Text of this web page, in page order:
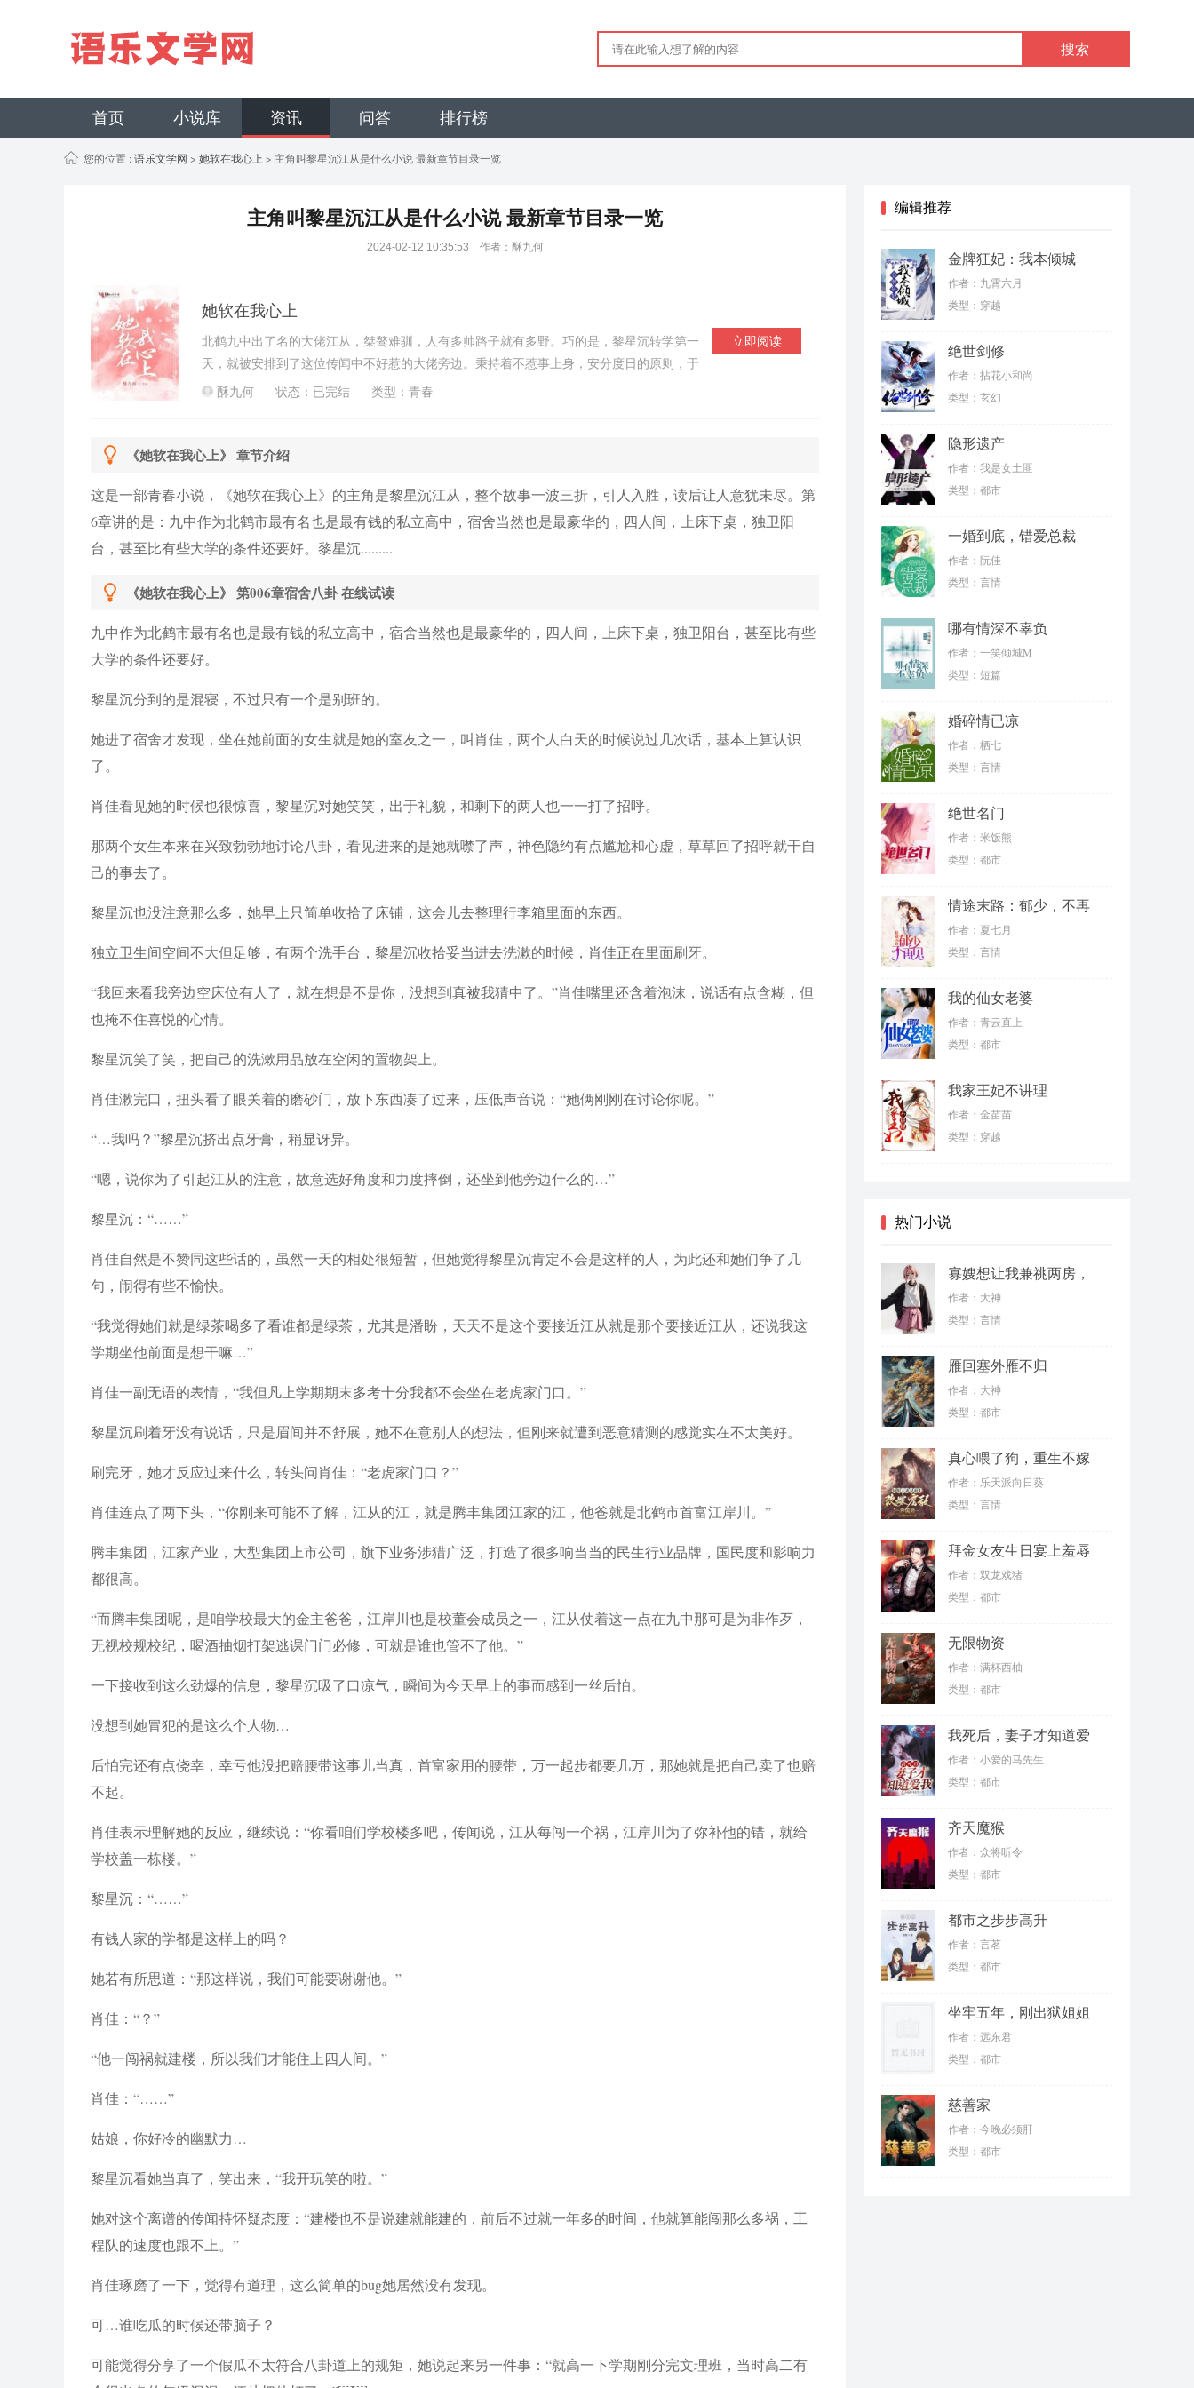
搜索
首页 小说库 资讯 问答 排行榜
您的位置 :语乐文学网 > 她软在我心上 > 主角叫黎星沉江从是什么小说 最新章节目录一览
主角叫黎星沉江从是什么小说 最新章节目录一览
2024-02-12 10:35:53 作者：酥九何
她软在我心上
北鹤九中出了名的大佬江从，桀骜难驯，人有多帅路子就有多野。巧的是，黎星沉转学第一
天，就被安排到了这位传闻中不好惹的大佬旁边。秉持着不惹事上身，安分度日的原则，于
是——江从说没他的允许不许换座位，好，那就不换...江从说要在他打篮球时给他送水，
酥九何 状态：已完结 类型：青春
立即阅读
《她软在我心上》 章节介绍
这是一部青春小说，《她软在我心上》的主角是黎星沉江从，整个故事一波三折，引人入胜，读后让人意犹未尽。第
6章讲的是：九中作为北鹤市最有名也是最有钱的私立高中，宿舍当然也是最豪华的，四人间，上床下桌，独卫阳
台，甚至比有些大学的条件还要好。黎星沉.........
《她软在我心上》 第006章宿舍八卦 在线试读
九中作为北鹤市最有名也是最有钱的私立高中，宿舍当然也是最豪华的，四人间，上床下桌，独卫阳台，甚至比有些
大学的条件还要好。
黎星沉分到的是混寝，不过只有一个是别班的。
她进了宿舍才发现，坐在她前面的女生就是她的室友之一，叫肖佳，两个人白天的时候说过几次话，基本上算认识
了。
肖佳看见她的时候也很惊喜，黎星沉对她笑笑，出于礼貌，和剩下的两人也一一打了招呼。
那两个女生本来在兴致勃勃地讨论八卦，看见进来的是她就噤了声，神色隐约有点尴尬和心虚，草草回了招呼就干自
己的事去了。
黎星沉也没注意那么多，她早上只简单收拾了床铺，这会儿去整理行李箱里面的东西。
独立卫生间空间不大但足够，有两个洗手台，黎星沉收拾妥当进去洗漱的时候，肖佳正在里面刷牙。
“我回来看我旁边空床位有人了，就在想是不是你，没想到真被我猜中了。”肖佳嘴里还含着泡沫，说话有点含糊，但
也掩不住喜悦的心情。
黎星沉笑了笑，把自己的洗漱用品放在空闲的置物架上。
肖佳漱完口，扭头看了眼关着的磨砂门，放下东西凑了过来，压低声音说：“她俩刚刚在讨论你呢。”
“…我吗？”黎星沉挤出点牙膏，稍显讶异。
“嗯，说你为了引起江从的注意，故意选好角度和力度摔倒，还坐到他旁边什么的…”
黎星沉：“……”
肖佳自然是不赞同这些话的，虽然一天的相处很短暂，但她觉得黎星沉肯定不会是这样的人，为此还和她们争了几
句，闹得有些不愉快。
“我觉得她们就是绿茶喝多了看谁都是绿茶，尤其是潘盼，天天不是这个要接近江从就是那个要接近江从，还说我这
学期坐他前面是想干嘛…”
肖佳一副无语的表情，“我但凡上学期期末多考十分我都不会坐在老虎家门口。”
黎星沉刷着牙没有说话，只是眉间并不舒展，她不在意别人的想法，但刚来就遭到恶意猜测的感觉实在不太美好。
刷完牙，她才反应过来什么，转头问肖佳：“老虎家门口？”
肖佳连点了两下头，“你刚来可能不了解，江从的江，就是腾丰集团江家的江，他爸就是北鹤市首富江岸川。”
腾丰集团，江家产业，大型集团上市公司，旗下业务涉猎广泛，打造了很多响当当的民生行业品牌，国民度和影响力
都很高。
“而腾丰集团呢，是咱学校最大的金主爸爸，江岸川也是校董会成员之一，江从仗着这一点在九中那可是为非作歹，
无视校规校纪，喝酒抽烟打架逃课门门必修，可就是谁也管不了他。”
一下接收到这么劲爆的信息，黎星沉吸了口凉气，瞬间为今天早上的事而感到一丝后怕。
没想到她冒犯的是这么个人物…
后怕完还有点侥幸，幸亏他没把赔腰带这事儿当真，首富家用的腰带，万一起步都要几万，那她就是把自己卖了也赔
不起。
肖佳表示理解她的反应，继续说：“你看咱们学校楼多吧，传闻说，江从每闯一个祸，江岸川为了弥补他的错，就给
学校盖一栋楼。”
黎星沉：“……”
有钱人家的学都是这样上的吗？
她若有所思道：“那这样说，我们可能要谢谢他。”
肖佳：“？”
“他一闯祸就建楼，所以我们才能住上四人间。”
肖佳：“……”
姑娘，你好冷的幽默力…
黎星沉看她当真了，笑出来，“我开玩笑的啦。”
她对这个离谱的传闻持怀疑态度：“建楼也不是说建就能建的，前后不过就一年多的时间，他就算能闯那么多祸，工
程队的速度也跟不上。”
肖佳琢磨了一下，觉得有道理，这么简单的bug她居然没有发现。
可…谁吃瓜的时候还带脑子？
可能觉得分享了一个假瓜不太符合八卦道上的规矩，她说起来另一件事：“就高一下学期刚分完文理班，当时高二有
编辑推荐
金牌狂妃：我本倾城
作者：九霄六月
类型：穿越
绝世剑修
作者：拈花小和尚
类型：玄幻
隐形遗产
作者：我是女土匪
类型：都市
一婚到底，错爱总裁
作者：阮佳
类型：言情
哪有情深不辜负
作者：一笑倾城M
类型：短篇
婚碎情已凉
作者：栖七
类型：言情
绝世名门
作者：米饭熊
类型：都市
情途末路：郁少，不再
见
作者：夏七月
类型：言情
我的仙女老婆
作者：青云直上
类型：都市
我家王妃不讲理
作者：金苗苗
类型：穿越
热门小说
寡嫂想让我兼祧两房，
殊不知我是女儿身
作者：大神
类型：言情
雁回塞外雁不归
作者：大神
类型：都市
真心喂了狗，重生不嫁
薄情郎
作者：乐天派向日葵
类型：言情
拜金女友生日宴上羞辱
我，结果我反手继承了
亿万家产
作者：双龙戏猪
类型：都市
无限物资
作者：满杯西柚
类型：都市
我死后，妻子才知道爱
我
作者：小爱的马先生
类型：都市
齐天魔猴
作者：众将听令
类型：都市
都市之步步高升
作者：言茗
类型：都市
坐牢五年，刚出狱姐姐
们就抛弃我
作者：远东君
类型：都市
慈善家
作者：今晚必须肝
类型：都市